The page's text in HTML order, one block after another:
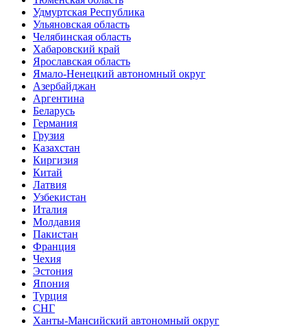
Удмуртская Республика
Ульяновская область
Челябинская область
Хабаровский край
Ярославская область
Ямало-Ненецкий автономный округ
Азербайджан
Аргентина
Беларусь
Германия
Грузия
Казахстан
Киргизия
Китай
Латвия
Узбекистан
Италия
Молдавия
Пакистан
Франция
Чехия
Эстония
Япония
Турция
СНГ
Ханты-Мансийский автономный округ